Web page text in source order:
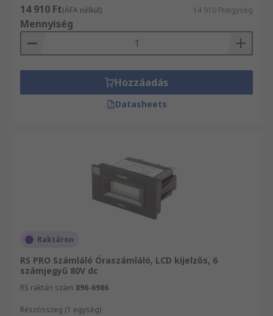
14 910 Ft(ÁFA nélkül) 14 910 Ft/egység
Mennyiség
Hozzáadás
Datasheets
Raktáron
RS PRO Számláló Óraszámláló, LCD kijelzős, 6
számjegyű 80V dc
RS raktári szám 896-6986
Részösszeg (1 egység)